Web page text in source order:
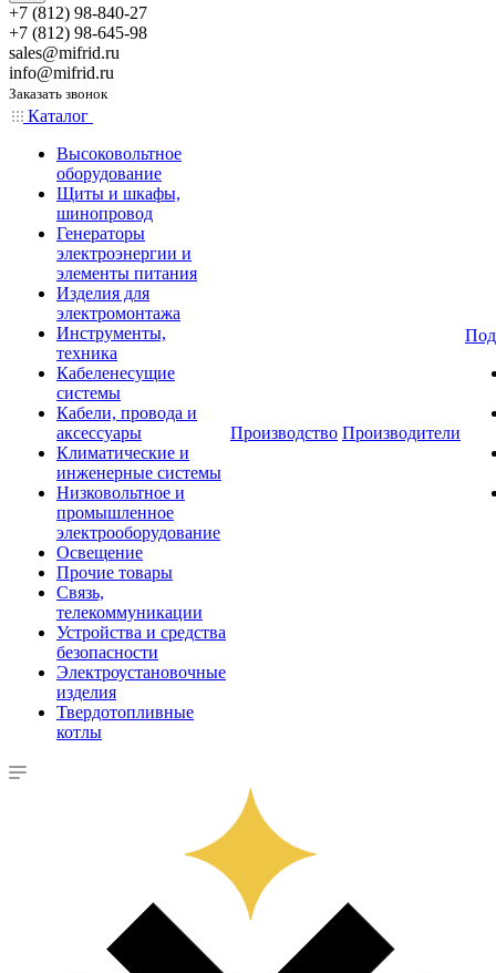
+7 (812) 98-840-27
+7 (812) 98-645-98
sales@mifrid.ru
info@mifrid.ru
Заказать звонок
Каталог
Высоковольтное
оборудование
Щиты и шкафы,
шинопровод
Генераторы
электроэнергии и
элементы питания
Изделия для
электромонтажа
Инструменты,
техника
Кабеленесущие
системы
Кабели, провода и
аксессуары
Климатические и
инженерные системы
Низковольтное и
промышленное
электрооборудование
Освещение
Прочие товары
Связь,
телекоммуникации
Устройства и средства
безопасности
Электроустановочные
изделия
Твердотопливные
котлы
Производство Производители